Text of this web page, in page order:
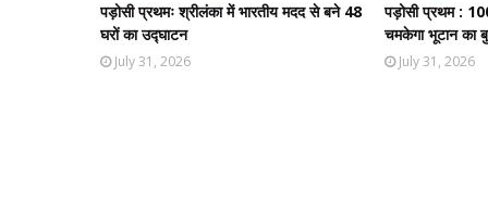
पड़ोसी प्रथमः श्रीलंका में भारतीय मदद से बने 48
घरों का उद्घाटन
July 31, 2026
पड़ोसी प्रथम :
चमकेगा भूटान का
July 31, 2026